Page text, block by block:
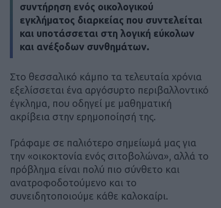
συντήρηση ενός οικολογικού
εγκλήματος διαρκείας που συντελείται
και υποτάσσεται στη λογική εύκολων
και ανέξοδων συνθημάτων.
Στο θεσσαλικό κάμπο τα τελευταία χρόνια
εξελίσσεται ένα αργόσυρτο περιβαλλοντικό
έγκλημα, που οδηγεί με μαθηματική
ακρίβεια στην ερημοποίησή της.
Γράφαμε σε παλιότερο σημείωμά μας για
την «οικοκτονία ενός σιτοβολώνα», αλλά το
πρόβλημα είναι πολύ πιο σύνθετο και
ανατροφοδοτούμενο και το
συνειδητοποιούμε κάθε καλοκαίρι.